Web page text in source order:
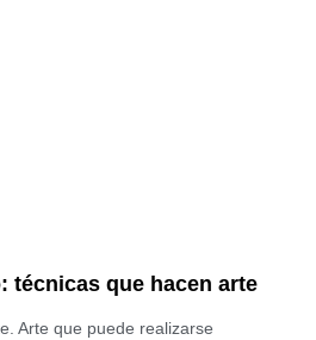
técnicas que hacen arte
Arte que puede realizarse